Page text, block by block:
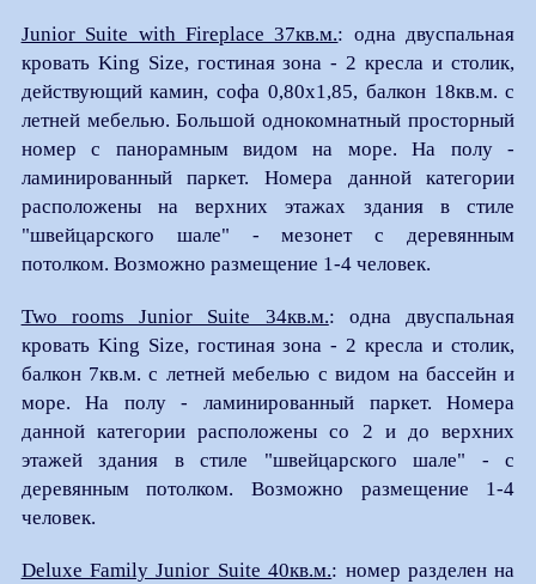
Junior Suite with Fireplace 37кв.м.: одна двуспальная
кровать King Size, гостиная зона - 2 кресла и столик,
действующий камин, софа 0,80х1,85, балкон 18кв.м. с
летней мебелью. Большой однокомнатный просторный
номер с панорамным видом на море. На полу -
ламинированный паркет. Номера данной категории
расположены на верхних этажах здания в стиле
"швейцарского шале" - мезонет с деревянным
потолком. Возможно размещение 1-4 человек.
Two rooms Junior Suite 34кв.м.: одна двуспальная
кровать King Size, гостиная зона - 2 кресла и столик,
балкон 7кв.м. с летней мебелью с видом на бассейн и
море. На полу - ламинированный паркет. Номера
данной категории расположены со 2 и до верхних
этажей здания в стиле "швейцарского шале" - с
деревянным потолком. Возможно размещение 1-4
человек.
Deluxe Family Junior Suite 40кв.м.: номер разделен на